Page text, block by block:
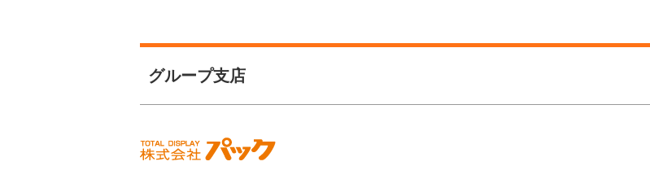
グループ支店